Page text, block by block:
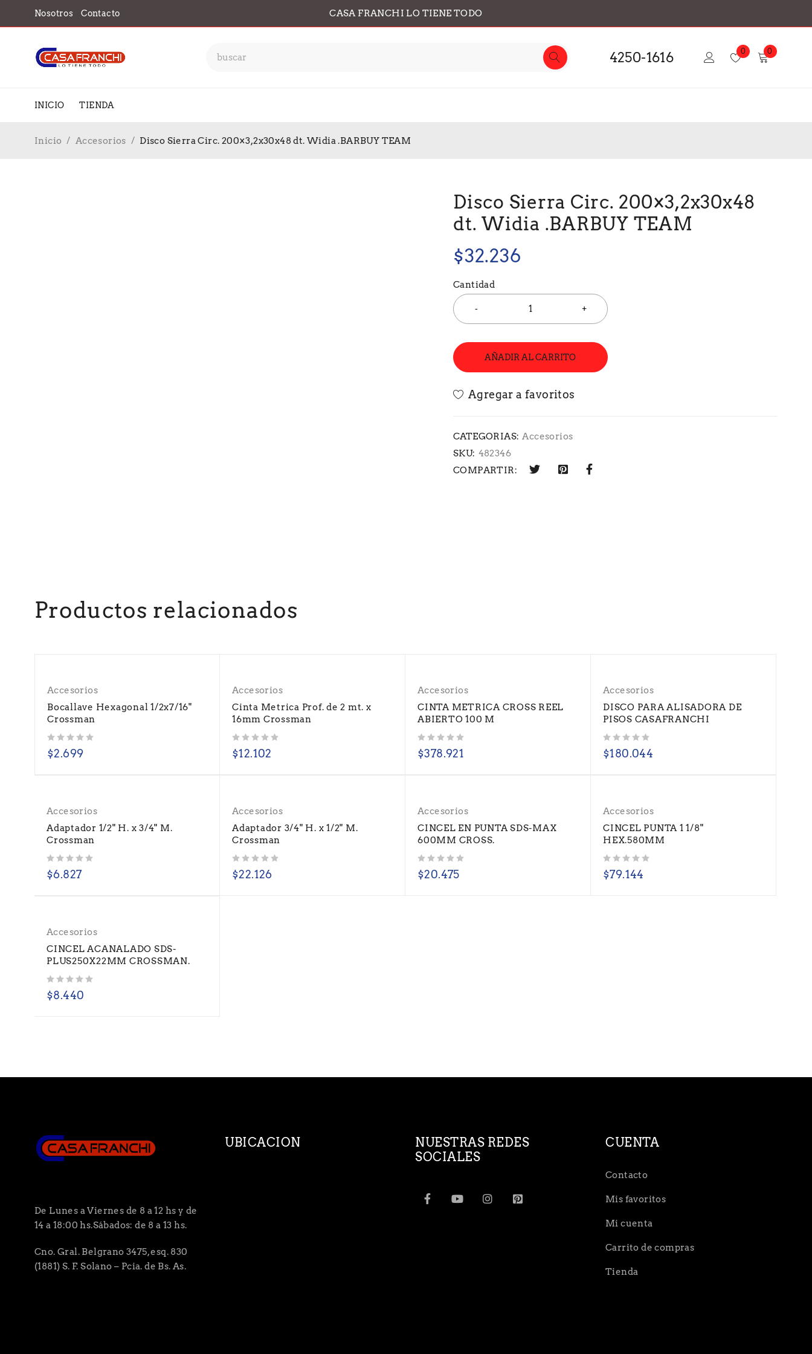
Nosotros Contacto CASA FRANCHI LO TIENE TODO
4250-1616 0 0
INICIO TIENDA
Inicio / Accesorios / Disco Sierra Circ. 200×3,2x30x48 dt. Widia .BARBUY TEAM
Disco Sierra Circ. 200×3,2x30x48
dt. Widia .BARBUY TEAM
$32.236
Cantidad
AÑADIR AL CARRITO
CATEGORIAS: Accesorios
SKU: 482346
COMPARTIR:
Productos relacionados
Accesorios
Bocallave Hexagonal 1/2x7/16"
Crossman
$2.699
Accesorios
Cinta Metrica Prof. de 2 mt. x
16mm Crossman
$12.102
Accesorios
CINTA METRICA CROSS REEL
ABIERTO 100 M
$378.921
Accesorios
DISCO PARA ALISADORA DE
PISOS CASAFRANCHI
$180.044
Accesorios
Adaptador 1/2" H. x 3/4" M.
Crossman
$6.827
Accesorios
Adaptador 3/4" H. x 1/2" M.
Crossman
$22.126
Accesorios
CINCEL EN PUNTA SDS-MAX
600MM CROSS.
$20.475
Accesorios
CINCEL PUNTA 1 1/8"
HEX.580MM
$79.144
Accesorios
CINCEL ACANALADO SDS-
PLUS250X22MM CROSSMAN.
$8.440
De Lunes a Viernes de 8 a 12 hs y de
14 a 18:00 hs.Sábados: de 8 a 13 hs.
Cno. Gral. Belgrano 3475, esq. 830
(1881) S. F. Solano – Pcia. de Bs. As.
UBICACION
NUESTRAS REDES
SOCIALES
CUENTA
Contacto
Mis favoritos
Mi cuenta
Carrito de compras
Tienda